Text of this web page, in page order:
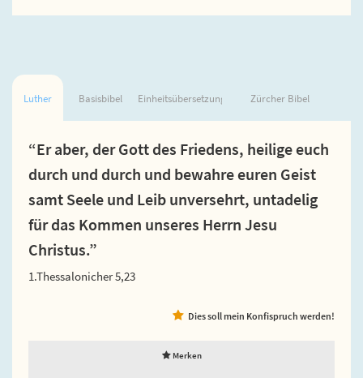
Luther Basisbibel Einheitsübersetzung Zürcher Bibel
“Er aber, der Gott des Friedens, heilige euch
durch und durch und bewahre euren Geist
samt Seele und Leib unversehrt, untadelig
für das Kommen unseres Herrn Jesu
Christus.”
1.Thessalonicher 5,23
Dies soll mein Konfispruch werden!
Merken